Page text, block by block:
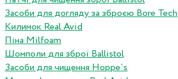
Засоби для догляду за зброєю Bore Tech
Килимок Real Avid
Піна Milfoam
Шомполи для зброї Ballistol
Засоби для чищення Hoppe`s